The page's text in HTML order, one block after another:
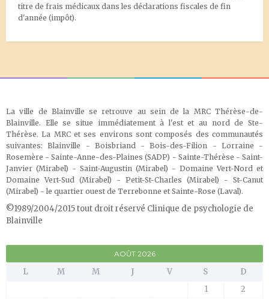
titre de frais médicaux dans les déclarations fiscales de fin
d'année (impôt).
La ville de Blainville se retrouve au sein de la MRC Thérèse-de-
Blainville. Elle se situe immédiatement à l'est et au nord de Ste-
Thérèse. La MRC et ses environs sont composés des communautés
suivantes: Blainville - Boisbriand - Bois-des-Filion - Lorraine -
Rosemère - Sainte-Anne-des-Plaines (SADP) - Sainte-Thérèse - Saint-
Janvier (Mirabel) - Saint-Augustin (Mirabel) - Domaine Vert-Nord et
Domaine Vert-Sud (Mirabel) - Petit-St-Charles (Mirabel) - St-Canut
(Mirabel) - le quartier ouest de Terrebonne et Sainte-Rose (Laval).
©1989/2004/2015 tout droit réservé Clinique de psychologie de
Blainville
AOÛT 2026
L M M J V S
D
1
2